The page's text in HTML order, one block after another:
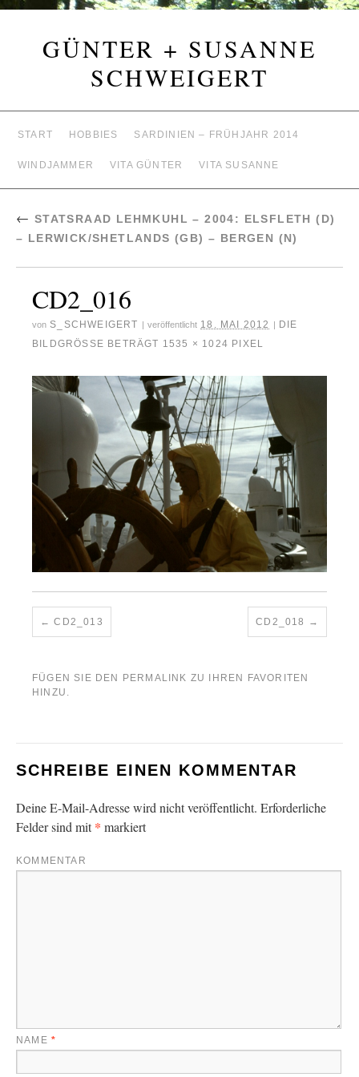
GÜNTER + SUSANNE
SCHWEIGERT
START HOBBIES SARDINIEN – FRÜHJAHR 2014
WINDJAMMER VITA GÜNTER VITA SUSANNE
← STATSRAAD LEHMKUHL – 2004: ELSFLETH (D)
– LERWICK/SHETLANDS (GB) – BERGEN (N)
CD2_016
von S_SCHWEIGERT | veröffentlicht 18. MAI 2012 | DIE
BILDGRÖSSE BETRÄGT 1535 × 1024 PIXEL
CD2_013 CD2_018
FÜGEN SIE DEN PERMALINK ZU IHREN FAVORITEN
HINZU.
SCHREIBE EINEN KOMMENTAR
Deine E-Mail-Adresse wird nicht veröffentlicht. Erforderliche
Felder sind mit* markiert
KOMMENTAR
NAME *